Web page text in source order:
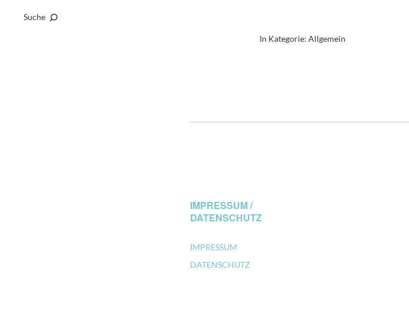
Suche
In Kategorie: Allgemein
IMPRESSUM /
DATENSCHUTZ
IMPRESSUM
DATENSCHUTZ